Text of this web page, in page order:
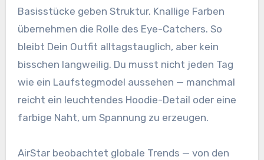
Basisstücke geben Struktur. Knallige Farben
übernehmen die Rolle des Eye-Catchers. So
bleibt Dein Outfit alltagstauglich, aber kein
bisschen langweilig. Du musst nicht jeden Tag
wie ein Laufstegmodel aussehen — manchmal
reicht ein leuchtendes Hoodie-Detail oder eine
farbige Naht, um Spannung zu erzeugen.
AirStar beobachtet globale Trends — von den